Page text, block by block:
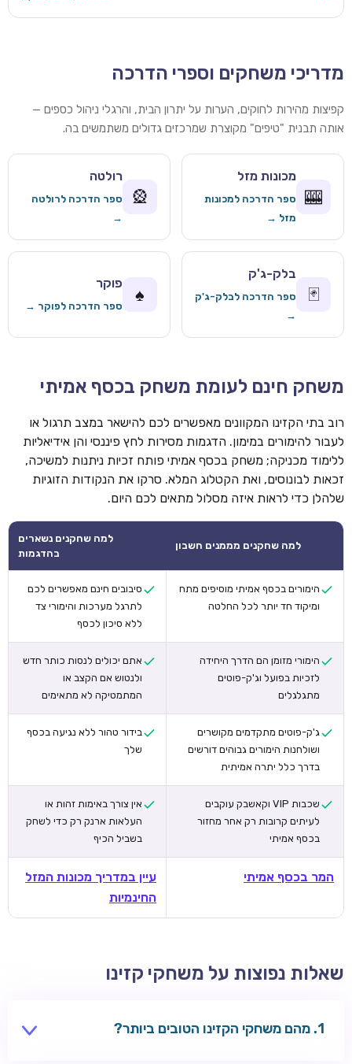
מדריכי משחקים וספרי הדרכה
קפיצות מהירות לחוקים, הערות על יתרון הבית, והרגלי ניהול כספים —
אותה תבנית "טיפים" מקוצרת שמרכזים גדולים משתמשים בה.
🎰
מכונות מזל
ספר הדרכה למכונות
מזל →
🎡
רולטה
ספר הדרכה לרולטה
→
🃏
בלק-ג'ק
ספר הדרכה לבלק-ג'ק
→
♠️
פוקר
ספר הדרכה לפוקר →
משחק חינם לעומת משחק בכסף אמיתי
רוב בתי הקזינו המקוונים מאפשרים לכם להישאר במצב תרגול או
לעבור להימורים במימון. הדגמות מסירות לחץ פיננסי והן אידיאליות
ללימוד מכניקה; משחק בכסף אמיתי פותח זכיות ניתנות למשיכה,
זכאות לבונוסים, ואת הקטלוג המלא. סרקו את הנקודות הזוגיות
שלהלן כדי לראות איזה מסלול מתאים לכם היום.
למה שחקנים מממנים חשבון
למה שחקנים נשארים
בהדגמות
הימורים בכסף אמיתי מוסיפים מתח
ומיקוד חד יותר לכל החלטה
סיבובים חינם מאפשרים לכם
לתרגל מערכות והימורי צד
ללא סיכון לכסף
הימורי מזומן הם הדרך היחידה
לזכיות בפועל וג'ק-פוטים
מתגלגלים
אתם יכולים לנסות כותר חדש
ולנטוש אם הקצב או
המתמטיקה לא מתאימים
ג'ק-פוטים מתקדמים מקושרים
ושולחנות הימורים גבוהים דורשים
בדרך כלל יתרה אמיתית
בידור טהור ללא נגיעה בכסף
שלך
שכבות VIP וקאשבק עוקבים
לעיתים קרובות רק אחר מחזור
בכסף אמיתי
אין צורך באימות זהות או
העלאות ארנק רק כדי לשחק
בשביל הכיף
המר בכסף אמיתי
עיין במדריך מכונות המזל
החינמיות
שאלות נפוצות על משחקי קזינו
מהם משחקי הקזינו הטובים ביותר?